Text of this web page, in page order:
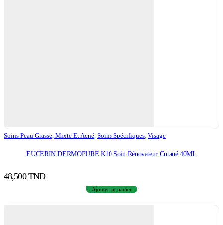
Soins Peau Grasse, Mixte Et Acné, Soins Spécifiques, Visage
EUCERIN DERMOPURE K10 Soin Rénovateur Cutané 40ML
48,500TND
Ajouter au panier